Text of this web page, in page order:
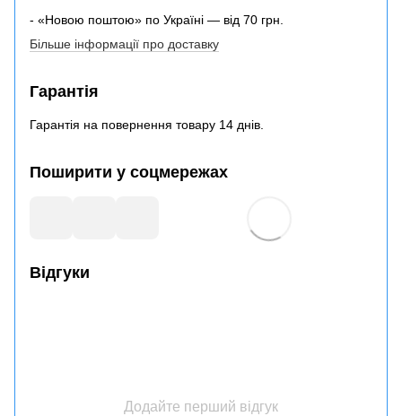
- «Новою поштою» по Україні — від 70 грн.
Більше інформації про доставку
Гарантія
Гарантія на повернення товару 14 днів.
Поширити у соцмережах
Відгуки
Додайте перший відгук